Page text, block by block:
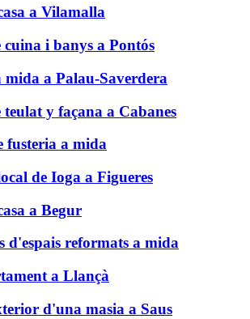
a Vilamalla
i banys a Pontós
a Palau-Saverdera
y façana a Cabanes
fusteria a mida
de Ioga a Figueres
a Begur
d'espais reformats a mida
a Llançà
d'una masia a Saus